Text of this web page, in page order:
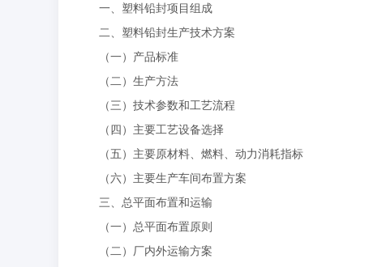
一、塑料铅封项目组成
二、塑料铅封生产技术方案
（一）产品标准
（二）生产方法
（三）技术参数和工艺流程
（四）主要工艺设备选择
（五）主要原材料、燃料、动力消耗指标
（六）主要生产车间布置方案
三、总平面布置和运输
（一）总平面布置原则
（二）厂内外运输方案